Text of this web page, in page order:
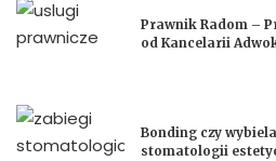
Prawnik Radom –
od Kancelarii
Bonding czy
stomatologii